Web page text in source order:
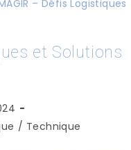
et Solutions
/ Technique